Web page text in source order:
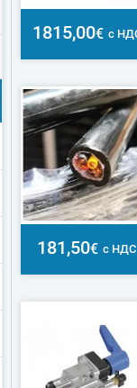
1815,00€ с
181,50€ с НДС